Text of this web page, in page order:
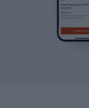
Dviračių kepurės
Dviračių priedai